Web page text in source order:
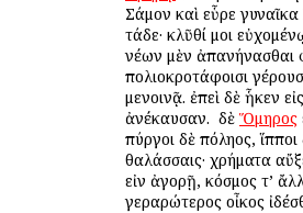
Σάμον καὶ εὗρε
τάδε· κλῦθί μοι
νέων μὲν ἀπανήνασθαι
πολιοκροτάφοισι
μενοινᾷ. ἐπεὶ δὲ ἧκεν
ἀνέκαυσαν. ὁ δὲ Ὅμηρος
πύργοι δὲ πόληος,
θαλάσσαις· χρήματα
εἰν ἀγορῇ, κόσμος τ’
γεραρώτερος οἶκος